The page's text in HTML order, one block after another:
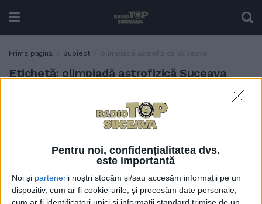
Pentru noi, confidențialitatea dvs.
este importantă
Noi și partenerii noștri stocăm și/sau accesăm informații pe un
dispozitiv, cum ar fi cookie-urile, și procesăm date personale,
Prima pagină Subiect olimpiadă astrofizică Suceava
Etichetă: olimpiadă astrofizică Suceava
170 de elevi din 33 de județe,
la Vatra Dornei, la
Olimpiada națională de
5 MAI, 2026